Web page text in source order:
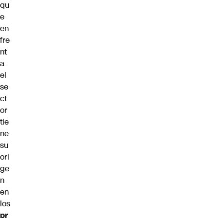
qu
e
en
fre
nt
a
el
se
ct
or
tie
ne
su
ori
ge
n
en
los
pr